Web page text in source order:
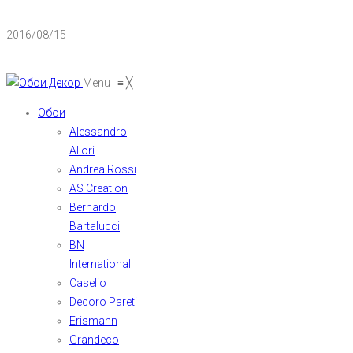
2016/08/15
Menu ≡╳
Обои
Alessandro
Allori
Andrea Rossi
AS Creation
Bernardo
Bartalucci
BN
International
Caselio
Decoro Pareti
Erismann
Grandeco